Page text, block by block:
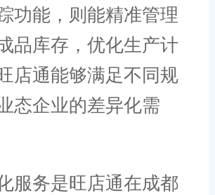
功能，则能精准管理
品库存，优化生产计
店通能够满足不同规
态企业的差异化需
务是旺店通在成都